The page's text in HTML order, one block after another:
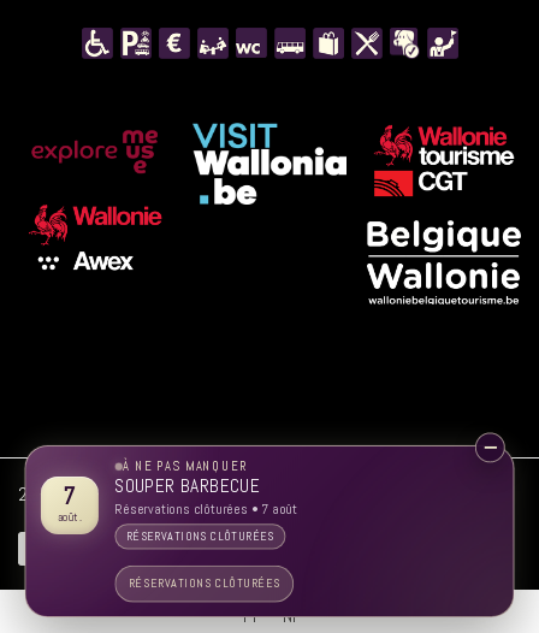
2026 © Maredsous | Tous droits réservés | Jorixi | Artworks-pub.be
7
août.
À NE PAS MANQUER
SOUPER BARBECUE
Réservations clôturées • 7 août
RÉSERVATIONS CLÔTURÉES
RÉSERVATIONS CLÔTURÉES
Fr Nl